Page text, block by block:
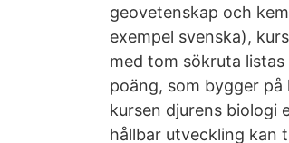
geovetenskap och
exempel svenska),
med tom sökruta
poäng, som bygger på
kursen djurens biologi
hållbar utveckling kan